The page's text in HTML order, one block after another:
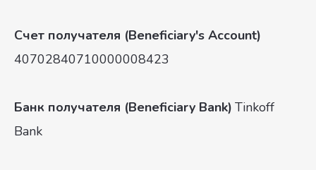
Отправить
Счет получателя (Beneficiary's Account)
40702840710000008423
Банк получателя (Beneficiary Bank) Tinkoff
Bank